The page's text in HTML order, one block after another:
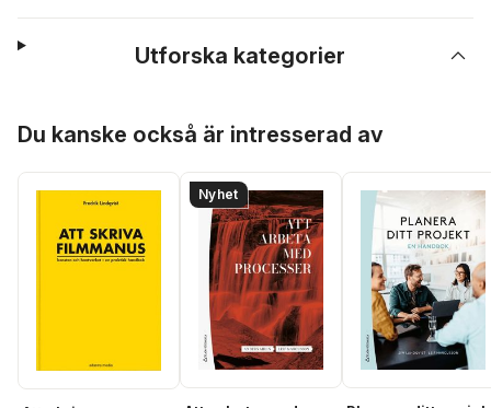
Utforska kategorier
Du kanske också är intresserad av
Nyhet